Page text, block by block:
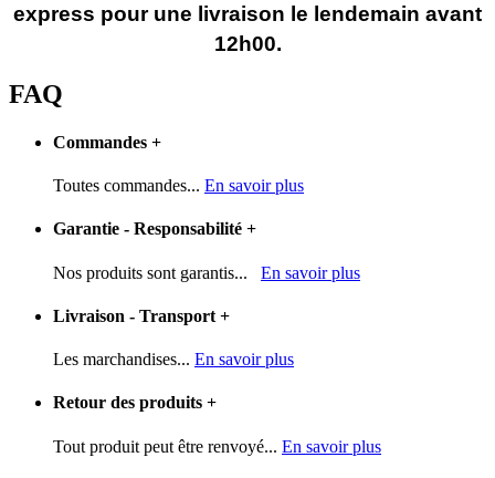
express pour une livraison le lendemain avant
12h00.
FAQ
Commandes +
Toutes commandes... En savoir plus
Garantie - Responsabilité +
Nos produits sont garantis... En savoir plus
Livraison - Transport +
Les marchandises... En savoir plus
Retour des produits +
Tout produit peut être renvoyé... En savoir plus